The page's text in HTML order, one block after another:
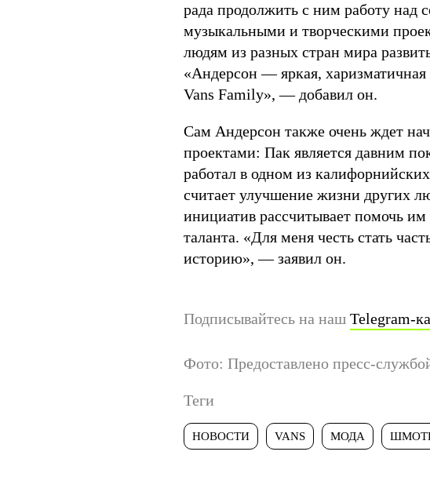
рада продолжить с ним работу над
музыкальными и творческими
людям из разных стран мира
«Андерсон — яркая,
Vans Family», — добавил он.
Сам Андерсон также очень ждет
проектами: Пак является давним
работал в одном из
считает улучшение жизни других
инициатив рассчитывает помочь
таланта. «Для меня честь стать
историю», — заявил он.
Подписывайтесь на наш Telegram-
Фото: Предоставлено пресс-
Теги
НОВОСТИ VANS МОДА